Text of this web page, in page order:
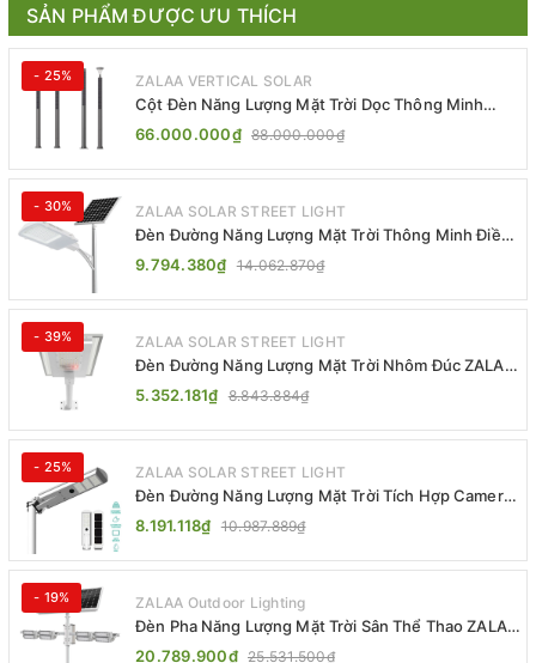
SẢN PHẨM ĐƯỢC ƯU THÍCH
- 25% ZALAA VERTICAL SOLAR
Cột Đèn Năng Lượng Mặt Trời Dọc Thông Minh
ZSR-YYDS-360 | ZALAA Jsc
66.000.000₫ 88.000.000₫
- 30% ZALAA SOLAR STREET LIGHT
Đèn Đường Năng Lượng Mặt Trời Thông Minh Điều
Khiển MPPT ZL-GMX01 ZALAA
9.794.380₫ 14.062.870₫
- 39% ZALAA SOLAR STREET LIGHT
Đèn Đường Năng Lượng Mặt Trời Nhôm Đúc ZALAA
ZL-BWH Cao Cấp IP65
5.352.181₫ 8.843.884₫
- 25% ZALAA SOLAR STREET LIGHT
Đèn Đường Năng Lượng Mặt Trời Tích Hợp Camera
ZALAA ZL-BJ04-CCTV (80W, IP65)
8.191.118₫ 10.987.889₫
- 19% ZALAA Outdoor Lighting
Đèn Pha Năng Lượng Mặt Trời Sân Thể Thao ZALAA
Jsc Chống Nước IP65 Cao Cấp
20.789.900₫ 25.531.500₫